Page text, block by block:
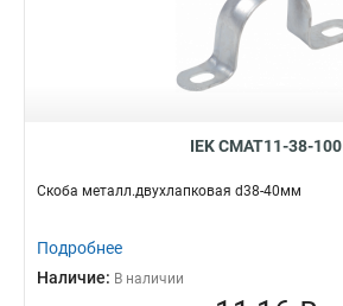
IEK CMAT11-38-100
Скоба металл.двухлапковая d38-40мм
Подробнее
Наличие: В наличии